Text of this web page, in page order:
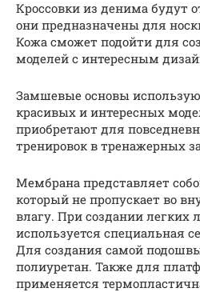
Кроссовки из денима будут
они предназначены для
Кожа сможет подойти для
моделей с интересным
Замшевые основы
красивых и интересных
приобретают для
тренировок в тренажерных
Мембрана представляет
который не пропускает во
влагу. При создании легких
используется специальная
Для создания самой
полиуретан. Также для
применяется